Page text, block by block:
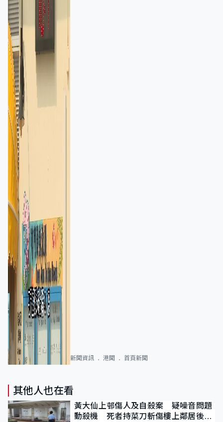
新聞資訊 港聞 首頁新聞
其他人也在看
黃大仙上邨傷人及自殺案 疑噪音問題
動殺機 死者持菜刀斬傷樓上鄰居後墮